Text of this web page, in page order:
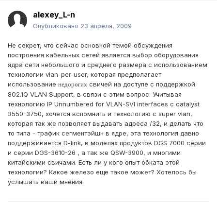
alexey_L-n
Опубликовано 23 апреля, 2009
Не секрет, что сейчас основной темой обсуждения
построения кабельных сетей является выбор оборудования
ядра сети небольшого и среднего размера с использованием
технологии vlan-per-user, которая предполагает
использование недорогих свичей на доступе с поддержкой
802.1Q VLAN Support, в связи с этим вопрос. Учитывая
технологию IP Unnumbered for VLAN-SVI interfaces с catalyst
3550-3750, хочется вспомнить и технологию с super vlan,
которая так же позволяет выдавать адреса /32, и делать что
то типа - трафик сегментэйшн в ядре, эта технология давно
поддерживается D-link, в моделях продуктов DGS 7000 серии
и серии DGS-3610-26 , а так же QSW-3900, и многими
китайскими свичами. Есть ли у кого опыт обката этой
технологии? Какое железо еще такое может? Хотелось бы
услышать ваши мнения.